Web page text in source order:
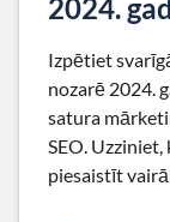
2024.
Izpētiet
nozarē 2024.
satura
SEO.
piesaistīt